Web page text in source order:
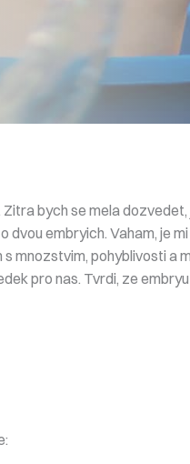
bych se mela
embryich. Vaham, je
mnozstvim, pohyblivosti a
pro nas. Tvrdi, ze